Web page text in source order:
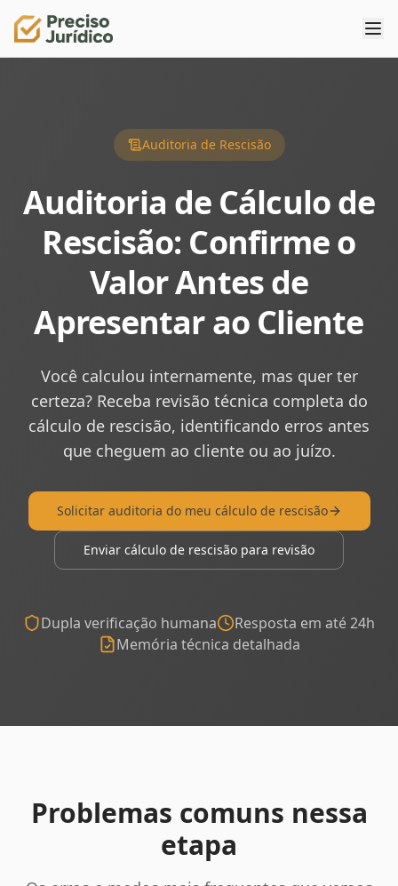
Auditoria de Rescisão
Auditoria de Cálculo de
Rescisão: Confirme o
Valor Antes de
Apresentar ao Cliente
Você calculou internamente, mas quer ter
certeza? Receba revisão técnica completa do
cálculo de rescisão, identificando erros antes
que cheguem ao cliente ou ao juízo.
Solicitar auditoria do meu cálculo de rescisão
Enviar cálculo de rescisão para revisão
Dupla verificação humana
Resposta em até 24h
Memória técnica detalhada
Problemas comuns nessa
etapa